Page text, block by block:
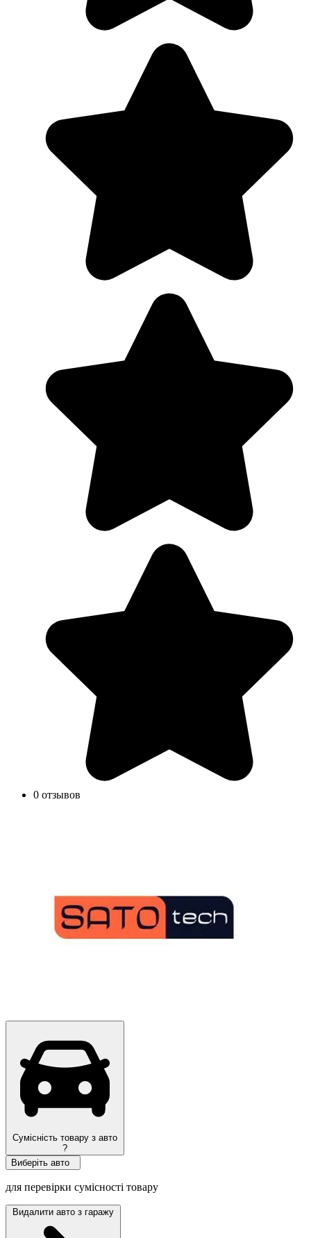
0 отзывов
Сумісність товару з авто
?
Виберіть авто
для перевірки сумісності товару
Видалити авто з гаражу